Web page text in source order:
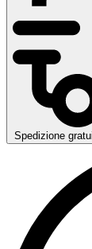
Spedizione